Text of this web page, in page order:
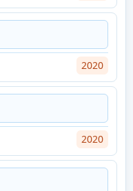
2020
2020